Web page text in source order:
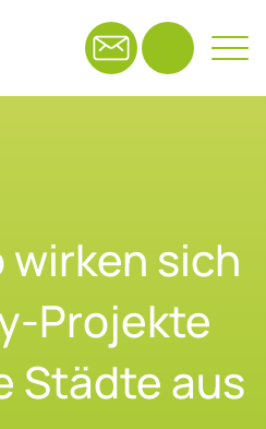
sich
Pro­jek­te
Städ­te aus